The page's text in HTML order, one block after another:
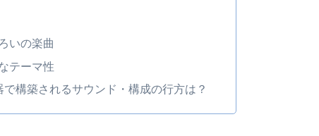
いの楽曲
テーマ性
構築されるサウンド・構成の行方は？